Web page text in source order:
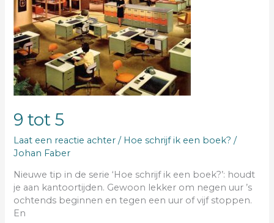
9 tot 5
Laat een reactie achter / Hoe schrijf ik een boek? /
Johan Faber
Nieuwe tip in de serie ‘Hoe schrijf ik een boek?’: houdt
je aan kantoortijden. Gewoon lekker om negen uur ’s
ochtends beginnen en tegen een uur of vijf stoppen.
En
5